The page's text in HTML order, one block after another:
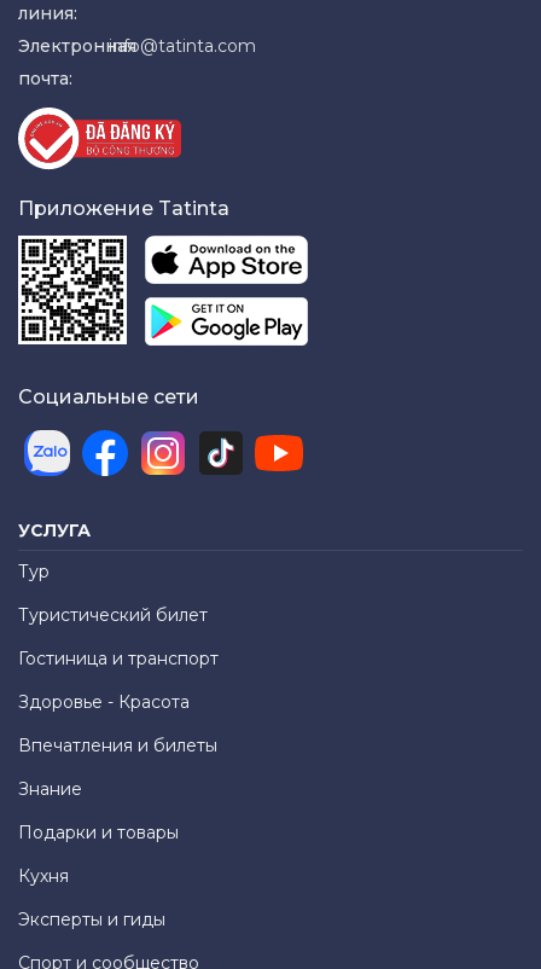
линия:
Электронная
почта:
info@tatinta.com
Приложение Tatinta
Социальные сети
УСЛУГА
Тур
Туристический билет
Гостиница и транспорт
Здоровье - Красота
Впечатления и билеты
Знание
Подарки и товары
Кухня
Эксперты и гиды
Спорт и сообщество